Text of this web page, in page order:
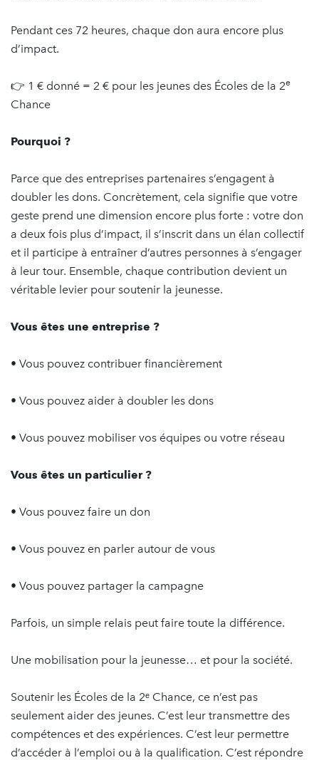
Pendant ces 72 heures, chaque don aura encore plus
d’impact.
👉 1 € donné = 2 € pour les jeunes des Écoles de la 2e
Chance
Pourquoi ?
Parce que des entreprises partenaires s’engagent à
doubler les dons. Concrètement, cela signifie que votre
geste prend une dimension encore plus forte : votre don
a deux fois plus d’impact, il s’inscrit dans un élan collectif
et il participe à entraîner d’autres personnes à s’engager
à leur tour. Ensemble, chaque contribution devient un
véritable levier pour soutenir la jeunesse.
Vous êtes une entreprise ?
• Vous pouvez contribuer financièrement
• Vous pouvez aider à doubler les dons
• Vous pouvez mobiliser vos équipes ou votre réseau
Vous êtes un particulier ?
• Vous pouvez faire un don
• Vous pouvez en parler autour de vous
• Vous pouvez partager la campagne
Parfois, un simple relais peut faire toute la différence.
Une mobilisation pour la jeunesse… et pour la société.
Soutenir les Écoles de la 2ᵉ Chance, ce n’est pas
seulement aider des jeunes. C’est leur transmettre des
compétences et des expériences. C’est leur permettre
d’accéder à l’emploi ou à la qualification. C’est répondre